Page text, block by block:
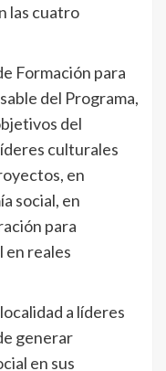
las cuatro
Formación para
del Programa,
del
culturales
en
social, en
para
reales
a líderes
generar
en sus